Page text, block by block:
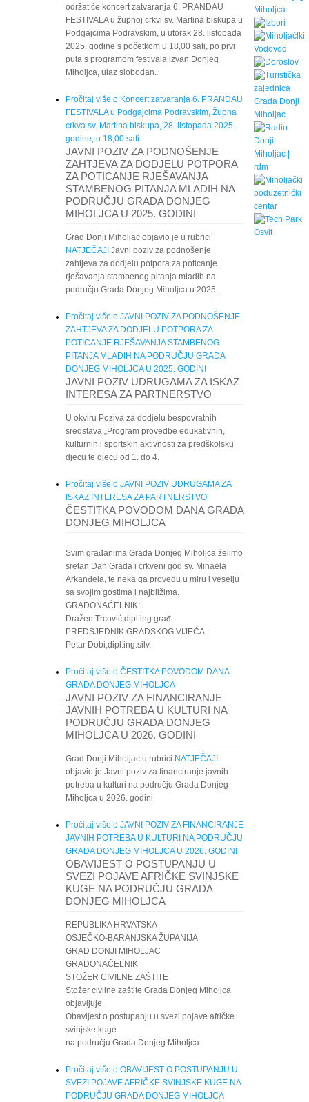
održat će koncert zatvaranja 6. PRANDAU
FESTIVALA u župnoj crkvi sv. Martina biskupa u
Podgajcima Podravskim, u utorak 28. listopada
2025. godine s početkom u 18,00 sati, po prvi
puta s programom festivala izvan Donjeg
Miholjca, ulaz slobodan.
Pročitaj više o Koncert zatvaranja 6. PRANDAU
FESTIVALA u Podgajcima Podravskim, Župna
crkva sv. Martina biskupa, 28. listopada 2025.
godine, u 18,00 sati
JAVNI POZIV ZA PODNOŠENJE
ZAHTJEVA ZA DODJELU POTPORA
ZA POTICANJE RJEŠAVANJA
STAMBENOG PITANJA MLADIH NA
PODRUČJU GRADA DONJEG
MIHOLJCA U 2025. GODINI
Grad Donji Miholjac objavio je u rubrici
NATJEČAJI Javni poziv za podnošenje
zahtjeva za dodjelu potpora za poticanje
rješavanja stambenog pitanja mladih na
području Grada Donjeg Miholjca u 2025.
Pročitaj više o JAVNI POZIV ZA PODNOŠENJE
ZAHTJEVA ZA DODJELU POTPORA ZA
POTICANJE RJEŠAVANJA STAMBENOG
PITANJA MLADIH NA PODRUČJU GRADA
DONJEG MIHOLJCA U 2025. GODINI
JAVNI POZIV UDRUGAMA ZA ISKAZ
INTERESA ZA PARTNERSTVO
U okviru Poziva za dodjelu bespovratnih
sredstava „Program provedbe edukativnih,
kulturnih i sportskih aktivnosti za predškolsku
djecu te djecu od 1. do 4.
Pročitaj više o JAVNI POZIV UDRUGAMA ZA
ISKAZ INTERESA ZA PARTNERSTVO
ČESTITKA POVODOM DANA GRADA
DONJEG MIHOLJCA
Svim građanima Grada Donjeg Miholjca želimo
sretan Dan Grada i crkveni god sv. Mihaela
Arkanđela, te neka ga provedu u miru i veselju
sa svojim gostima i najbližima.
GRADONAČELNIK:
Dražen Trcović,dipl.ing.građ.
PREDSJEDNIK GRADSKOG VIJEĆA:
Petar Dobi,dipl.ing.silv.
Pročitaj više o ČESTITKA POVODOM DANA
GRADA DONJEG MIHOLJCA
JAVNI POZIV ZA FINANCIRANJE
JAVNIH POTREBA U KULTURI NA
PODRUČJU GRADA DONJEG
MIHOLJCA U 2026. GODINI
Grad Donji Miholjac u rubrici NATJEČAJI
objavio je Javni poziv za financiranje javnih
potreba u kulturi na području Grada Donjeg
Miholjca u 2026. godini
Pročitaj više o JAVNI POZIV ZA FINANCIRANJE
JAVNIH POTREBA U KULTURI NA PODRUČJU
GRADA DONJEG MIHOLJCA U 2026. GODINI
OBAVIJEST O POSTUPANJU U
SVEZI POJAVE AFRIČKE SVINJSKE
KUGE NA PODRUČJU GRADA
DONJEG MIHOLJCA
REPUBLIKA HRVATSKA
OSJEČKO-BARANJSKA ŽUPANIJA
GRAD DONJI MIHOLJAC
GRADONAČELNIK
STOŽER CIVILNE ZAŠTITE
Stožer civilne zaštite Grada Donjeg Miholjca
objavljuje
Obavijest o postupanju u svezi pojave afričke
svinjske kuge
na području Grada Donjeg Miholjca.
Pročitaj više o OBAVIJEST O POSTUPANJU U
SVEZI POJAVE AFRIČKE SVINJSKE KUGE NA
PODRUČJU GRADA DONJEG MIHOLJCA